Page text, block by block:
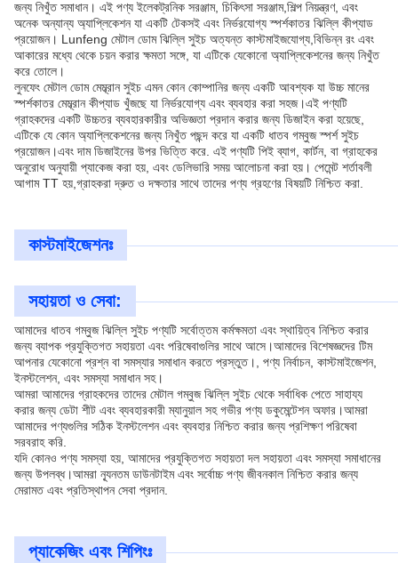
জন্য নিখুঁত সমাধান। এই পণ্য ইলেকট্রনিক সরঞ্জাম, চিকিৎসা সরঞ্জাম,শিল্প নিয়ন্ত্রণ, এবং
অনেক অন্যান্য অ্যাপ্লিকেশন যা একটি টেকসই এবং নির্ভরযোগ্য স্পর্শকাতর ঝিল্লি কীপ্যাড
প্রয়োজন। Lunfeng মেটাল ডোম ঝিল্লি সুইচ অত্যন্ত কাস্টমাইজযোগ্য,বিভিন্ন রং এবং
আকারের মধ্যে থেকে চয়ন করার ক্ষমতা সঙ্গে, যা এটিকে যেকোনো অ্যাপ্লিকেশনের জন্য নিখুঁত
করে তোলে।
লুনফেং মেটাল ডোম মেম্ব্রান সুইচ এমন কোন কোম্পানির জন্য একটি আবশ্যক যা উচ্চ মানের
স্পর্শকাতর মেম্ব্রান কীপ্যাড খুঁজছে যা নির্ভরযোগ্য এবং ব্যবহার করা সহজ।এই পণ্যটি
গ্রাহকদের একটি উচ্চতর ব্যবহারকারীর অভিজ্ঞতা প্রদান করার জন্য ডিজাইন করা হয়েছে,
এটিকে যে কোন অ্যাপ্লিকেশনের জন্য নিখুঁত পছন্দ করে যা একটি ধাতব গম্বুজ স্পর্শ সুইচ
প্রয়োজন।এবং দাম ডিজাইনের উপর ভিত্তি করে. এই পণ্যটি পিই ব্যাগ, কার্টন, বা গ্রাহকের
অনুরোধ অনুযায়ী প্যাকেজ করা হয়, এবং ডেলিভারি সময় আলোচনা করা হয়। পেমেন্ট শর্তাবলী
আগাম TT হয়,গ্রাহকরা দ্রুত ও দক্ষতার সাথে তাদের পণ্য গ্রহণের বিষয়টি নিশ্চিত করা.
কাস্টমাইজেশনঃ
সহায়তা ও সেবা:
আমাদের ধাতব গম্বুজ ঝিল্লি সুইচ পণ্যটি সর্বোত্তম কর্মক্ষমতা এবং স্থায়িত্ব নিশ্চিত করার
জন্য ব্যাপক প্রযুক্তিগত সহায়তা এবং পরিষেবাগুলির সাথে আসে।আমাদের বিশেষজ্ঞদের টিম
আপনার যেকোনো প্রশ্ন বা সমস্যার সমাধান করতে প্রস্তুত।, পণ্য নির্বাচন, কাস্টমাইজেশন,
ইনস্টলেশন, এবং সমস্যা সমাধান সহ।
আমরা আমাদের গ্রাহকদের তাদের মেটাল গম্বুজ ঝিল্লি সুইচ থেকে সর্বাধিক পেতে সাহায্য
করার জন্য ডেটা শীট এবং ব্যবহারকারী ম্যানুয়াল সহ গভীর পণ্য ডকুমেন্টেশন অফার।আমরা
আমাদের পণ্যগুলির সঠিক ইনস্টলেশন এবং ব্যবহার নিশ্চিত করার জন্য প্রশিক্ষণ পরিষেবা
সরবরাহ করি.
যদি কোনও পণ্য সমস্যা হয়, আমাদের প্রযুক্তিগত সহায়তা দল সহায়তা এবং সমস্যা সমাধানের
জন্য উপলব্ধ।আমরা ন্যূনতম ডাউনটাইম এবং সর্বোচ্চ পণ্য জীবনকাল নিশ্চিত করার জন্য
মেরামত এবং প্রতিস্থাপন সেবা প্রদান.
প্যাকেজিং এবং শিপিংঃ